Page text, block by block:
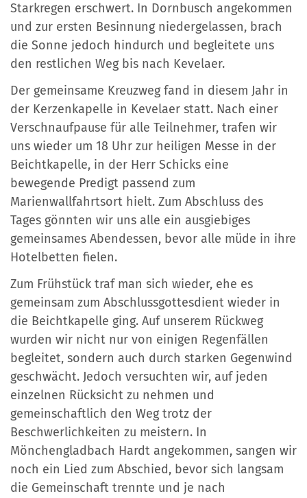
Starkregen erschwert. In Dornbusch angekommen
und zur ersten Besinnung niedergelassen, brach
die Sonne jedoch hindurch und begleitete uns
den restlichen Weg bis nach Kevelaer.
Der gemeinsame Kreuzweg fand in diesem Jahr in
der Kerzenkapelle in Kevelaer statt. Nach einer
Verschnaufpause für alle Teilnehmer, trafen wir
uns wieder um 18 Uhr zur heiligen Messe in der
Beichtkapelle, in der Herr Schicks eine
bewegende Predigt passend zum
Marienwallfahrtsort hielt. Zum Abschluss des
Tages gönnten wir uns alle ein ausgiebiges
gemeinsames Abendessen, bevor alle müde in ihre
Hotelbetten fielen.
Zum Frühstück traf man sich wieder, ehe es
gemeinsam zum Abschlussgottesdient wieder in
die Beichtkapelle ging. Auf unserem Rückweg
wurden wir nicht nur von einigen Regenfällen
begleitet, sondern auch durch starken Gegenwind
geschwächt. Jedoch versuchten wir, auf jeden
einzelnen Rücksicht zu nehmen und
gemeinschaftlich den Weg trotz der
Beschwerlichkeiten zu meistern. In
Mönchengladbach Hardt angekommen, sangen wir
noch ein Lied zum Abschied, bevor sich langsam
die Gemeinschaft trennte und je nach